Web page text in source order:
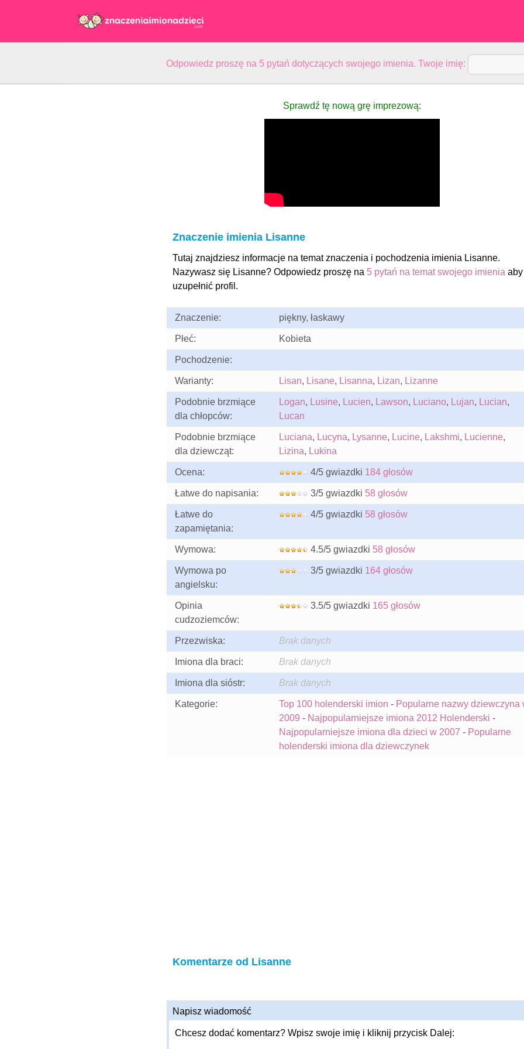
Odpowiedz proszę na 5 pytań dotyczących swojego imienia. Twoje imię:
Sprawdź tę nową grę imprezową:
Znaczenie imienia Lisanne
Tutaj znajdziesz informacje na temat znaczenia i pochodzenia imienia Lisanne.
Nazywasz się Lisanne? Odpowiedz proszę na 5 pytań na temat swojego imienia aby
uzupełnić profil.
Znaczenie: piękny, łaskawy
Płeć: Kobieta
Pochodzenie:
Warianty: Lisan, Lisane, Lisanna, Lizan, Lizanne
Podobnie brzmiące
dla chłopców:
Logan, Lusine, Lucien, Lawson, Luciano, Lujan, Lucian,
Lucan
Podobnie brzmiące
dla dziewcząt:
Luciana, Lucyna, Lysanne, Lucine, Lakshmi, Lucienne,
Lizina, Lukina
Ocena: 4/5 gwiazdki 184 głosów
Łatwe do napisania: 3/5 gwiazdki 58 głosów
Łatwe do
zapamiętania:
4/5 gwiazdki 58 głosów
Wymowa: 4.5/5 gwiazdki 58 głosów
Wymowa po
angielsku:
3/5 gwiazdki 164 głosów
Opinia
cudzoziemców:
3.5/5 gwiazdki 165 głosów
Przezwiska: Brak danych
Imiona dla braci: Brak danych
Imiona dla sióstr: Brak danych
Kategorie: Top 100 holenderski imion - Popularne nazwy dziewczyna
2009 - Najpopularniejsze imiona 2012 Holenderski -
Najpopularniejsze imiona dla dzieci w 2007 - Popularne
holenderski imiona dla dziewczynek
Komentarze od Lisanne
Napisz wiadomość
Chcesz dodać komentarz? Wpisz swoje imię i kliknij przycisk Dalej: